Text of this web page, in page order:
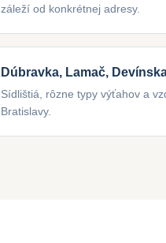
záleží od konkrétnej adresy.
Dúbravka, Lamač,
Sídlištiá, rôzne typy výťahov a
Bratislavy.